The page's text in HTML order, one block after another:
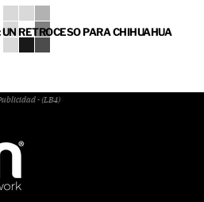
RETROCESO PARA CHIHUAHUA
- (LB4)